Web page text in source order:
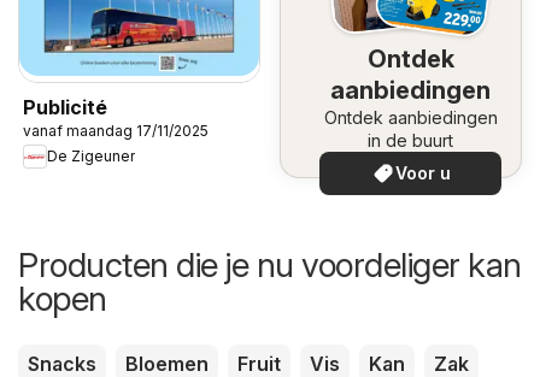
Publicité
vanaf maandag 17/11/2025
De Zigeuner
Ontdek
aanbiedingen
Ontdek aanbiedingen
in de buurt
Voor u
Producten die je nu voordeliger kan
kopen
Snacks Bloemen Fruit Vis Kan
Zak